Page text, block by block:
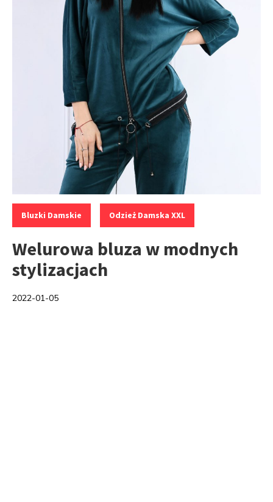
Kategorie:
Bluzki Damskie Odzież Damska XXL
Welurowa bluza w modnych
stylizacjach
2022-01-05